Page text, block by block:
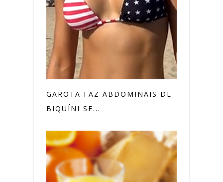
GAROTA FAZ ABDOMINAIS DE
BIQUÍNI SE...